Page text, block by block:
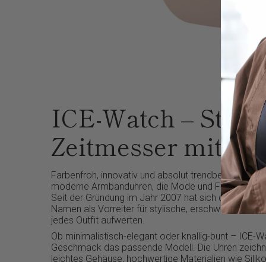
ICE-Watch –
Zeitmesser mit
Farbenfroh, innovativ und absolut trendbewusst –
moderne Armbanduhren, die Mode und Funktion
Seit der Gründung im Jahr 2007 hat sich die Marke
Namen als Vorreiter für stylische, erschwingliche
jedes Outfit aufwerten.
Ob minimalistisch-elegant oder knallig-bunt – ICE-
Geschmack das passende Modell. Die Uhren
leichtes Gehäuse, hochwertige Materialien wie